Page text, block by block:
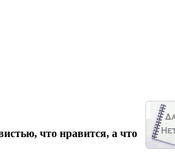
что нравится, а что